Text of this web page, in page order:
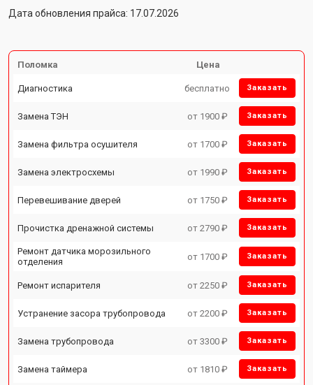
Дата обновления прайса: 17.07.2026
Поломка Цена
Диагностика бесплатно Заказать
Замена ТЭН от 1900 ₽ Заказать
Замена фильтра осушителя от 1700 ₽ Заказать
Замена электросхемы от 1990 ₽ Заказать
Перевешивание дверей от 1750 ₽ Заказать
Прочистка дренажной системы от 2790 ₽ Заказать
Ремонт датчика морозильного
отделения
от 1700 ₽ Заказать
Ремонт испарителя от 2250 ₽ Заказать
Устранение засора трубопровода от 2200 ₽ Заказать
Замена трубопровода от 3300 ₽ Заказать
Замена таймера от 1810 ₽ Заказать